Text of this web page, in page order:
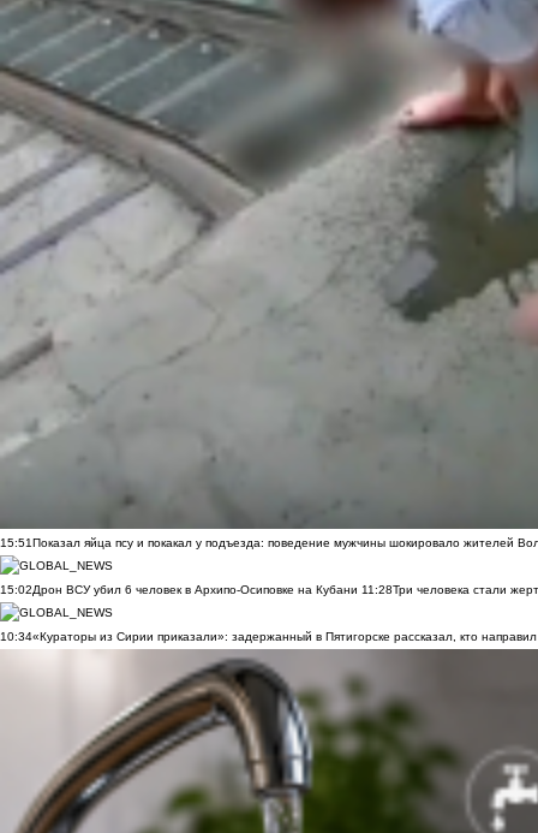
15:51Показал яйца псу и покакал у подъезда: поведение мужчины шокировало жителей
15:02Дрон ВСУ убил 6 человек в Архипо-Осиповке на Кубани 11:28Три человека стали
10:34«Кураторы из Сирии приказали»: задержанный в Пятигорске рассказал, кто направил